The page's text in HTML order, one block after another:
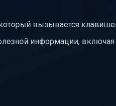
вызывается
информации,